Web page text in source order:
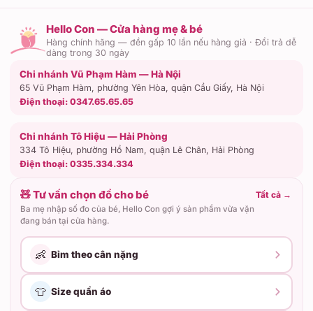
Hello Con — Cửa hàng mẹ & bé
Hàng chính hãng — đền gấp 10 lần nếu hàng giả · Đổi trả dễ
dàng trong 30 ngày
Chi nhánh Vũ Phạm Hàm — Hà Nội
65 Vũ Phạm Hàm, phường Yên Hòa, quận Cầu Giấy, Hà Nội
Điện thoại: 0347.65.65.65
Chi nhánh Tô Hiệu — Hải Phòng
334 Tô Hiệu, phường Hồ Nam, quận Lê Chân, Hải Phòng
Điện thoại: 0335.334.334
🧸 Tư vấn chọn đồ cho bé
Ba mẹ nhập số đo của bé, Hello Con gợi ý sản phẩm vừa vặn
đang bán tại cửa hàng.
Tất cả →
👶 Bỉm theo cân nặng
👕 Size quần áo